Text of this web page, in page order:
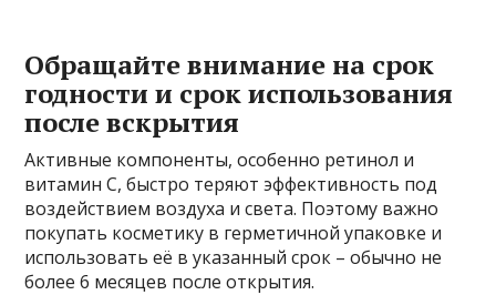
Обращайте внимание на срок
годности и срок использования
после вскрытия
Активные компоненты, особенно ретинол и
витамин С, быстро теряют эффективность под
воздействием воздуха и света. Поэтому важно
покупать косметику в герметичной упаковке и
использовать её в указанный срок – обычно не
более 6 месяцев после открытия.